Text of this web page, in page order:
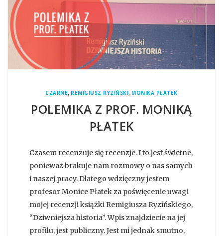
CZARNE, REMIGIUSZ RYZIŃSKI, MONIKA PŁATEK
POLEMIKA Z PROF. MONIKĄ
PŁATEK
Czasem recenzuje się recenzje. I to jest świetne,
ponieważ brakuje nam rozmowy o nas samych
i naszej pracy. Dlatego wdzięczny jestem
profesor Monice Płatek za poświęcenie uwagi
mojej recenzji książki Remigiusza Ryzińskiego,
“Dziwniejsza historia”. Wpis znajdziecie na jej
profilu, jest publiczny. Jest mi jednak smutno,